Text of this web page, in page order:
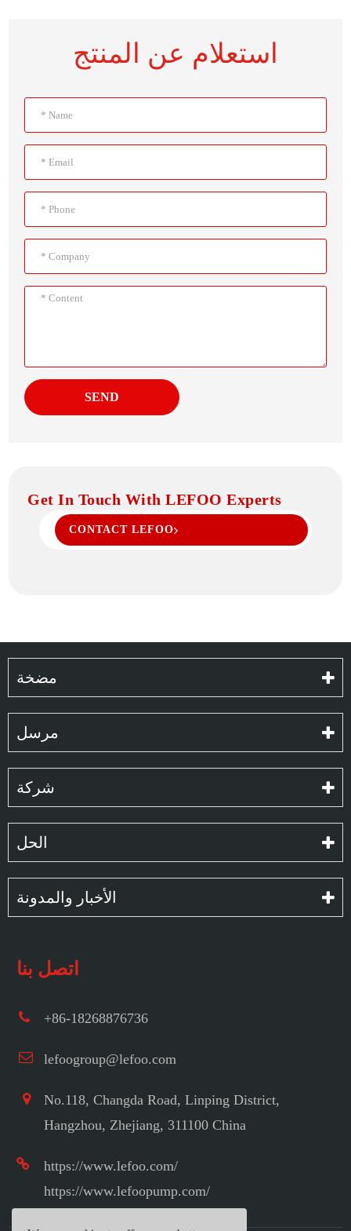
استعلام عن المنتج
SEND
Get In Touch With LEFOO Experts
CONTACT LEFOO
مضخة
مرسل
شركة
الحل
الأخبار والمدونة
اتصل بنا
+86-18268876736
lefoogroup@lefoo.com
No.118, Changda Road, Linping District,
Hangzhou, Zhejiang, 311100 China
https://www.lefoo.com/
https://www.lefoopump.com/